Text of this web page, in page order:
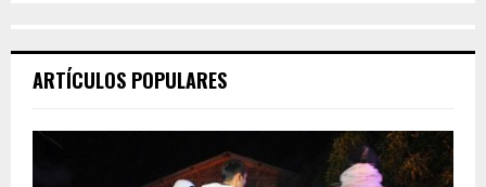
ARTÍCULOS POPULARES